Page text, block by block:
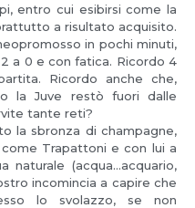
entro cui esibirsi come la
a risultato acquisito.
in pochi minuti,
2 a 0 e con fatica. Ricordo 4
Ricordo anche che,
la Juve restò fuori dalle
tante reti?
la sbronza di champagne,
Trapattoni e con lui a
naturale (acqua…acquario,
incomincia a capire che
lo svolazzo, se non